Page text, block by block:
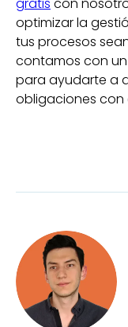
optimizar la
tus procesos
contamos con
para ayudarte a
obligaciones con